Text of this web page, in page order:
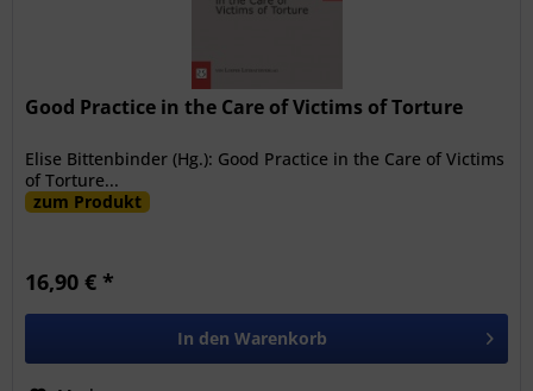
Good Practice in the Care of Victims of Torture
Elise Bittenbinder (Hg.): Good Practice in the Care of Victims
of Torture...
zum Produkt
16,90 € *
In den Warenkorb